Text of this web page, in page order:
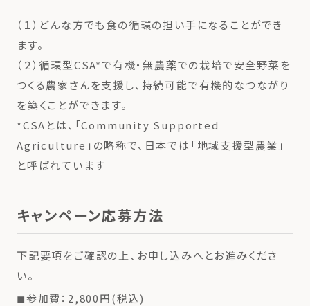
（１）どんな方でも食の循環の担い手になることができ
ます。
（２）循環型CSA*で有機・無農薬での栽培で安全野菜を
つくる農家さんを支援し、持続可能で有機的なつながり
を築くことができます。
*CSAとは、「Community Supported
Agriculture」の略称で、日本では「地域支援型農業」
と呼ばれています
キャンペーン応募方法
下記要項をご確認の上、お申し込みへとお進みくださ
い。
◼︎参加費：2,800円(税込)